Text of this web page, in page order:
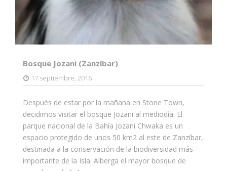
Bosque Jozani (Zanzíbar)
17 septiembre, 2016
Después de estar por la mañana en Stone Town,
decidimos visitar el bosque Jozani al mediodía. El
parque nacional de la Bahía Jozani Chwaka es un
espacio protegido de unos 50 km2 al este de Zanzíbar,
destinada a la conservación de la biodiversidad más
importante de la Isla. Alberga el mayor bosque de